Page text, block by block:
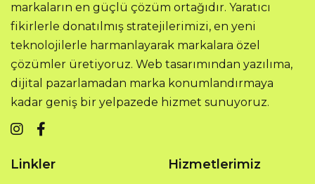
markaların en güçlü çözüm ortağıdır. Yaratıcı
fikirlerle donatılmış stratejilerimizi, en yeni
teknolojilerle harmanlayarak markalara özel
çözümler üretiyoruz. Web tasarımından yazılıma,
dijital pazarlamadan marka konumlandırmaya
kadar geniş bir yelpazede hizmet sunuyoruz.
Linkler Hizmetlerimiz